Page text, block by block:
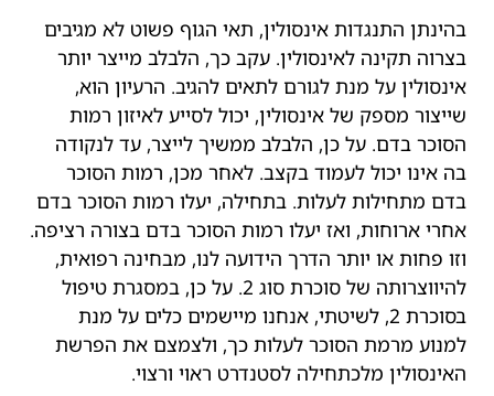
בהינתן התנגדות אינסולין, תאי הגוף פשוט לא מגיבים
בצרוה תקינה לאינסולין. עקב כך, הלבלב מייצר יותר
אינסולין על מנת לגורם לתאים להגיב. הרעיון הוא,
שייצור מספק של אינסולין, יכול לסייע לאיזון רמות
הסוכר בדם. על כן, הלבלב ממשיך לייצר, עד לנקודה
בה אינו יכול לעמוד בקצב. לאחר מכן, רמות הסוכר
בדם מתחילות לעלות. בתחילה, יעלו רמות הסוכר בדם
אחרי ארוחות, ואז יעלו רמות הסוכר בדם בצורה רציפה.
וזו פחות או יותר הדרך הידועה לנו, מבחינה רפואית,
להיווצרותה של סוכרת סוג 2. על כן, במסגרת טיפול
בסוכרת 2, לשיטתי, אנחנו מיישמים כלים על מנת
למנוע מרמת הסוכר לעלות כך, ולצמצם את הפרשת
האינסולין מלכתחילה לסטנדרט ראוי ורצוי.